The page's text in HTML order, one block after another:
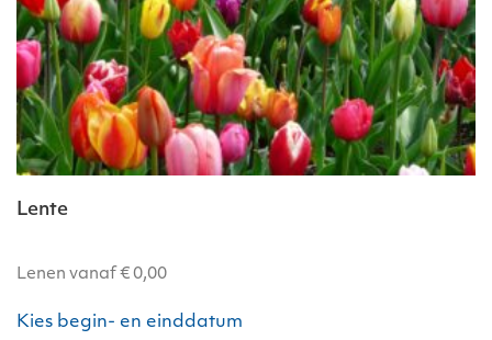
Lente
Lenen vanaf € 0,00
Kies begin- en einddatum